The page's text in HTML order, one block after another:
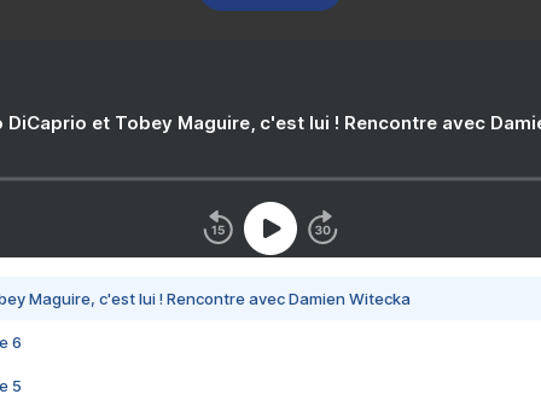
DiCaprio et Tobey Maguire, c'est lui ! Rencontre avec
Maguire, c'est lui ! Rencontre avec Damien Witecka
6
5